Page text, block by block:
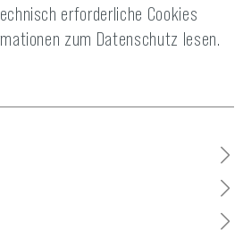
erforderliche Cookies
zum Datenschutz lesen.